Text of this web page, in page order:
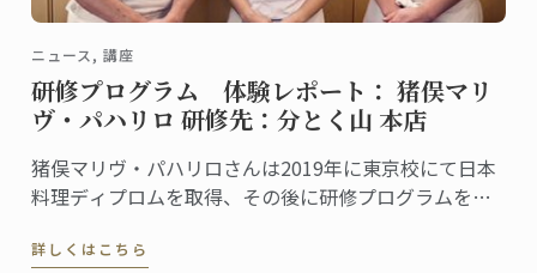
ニュース, 講座
研修プログラム 体験レポート： 猪俣マリ
ヴ・パハリロ 研修先：分とく山 本店
猪俣マリヴ・パハリロさんは2019年に東京校にて日本
料理ディプロムを取得、その後に研修プログラムを利
の研修を通して学んだこと、感じたことをマリヴさん
詳しくはこちら